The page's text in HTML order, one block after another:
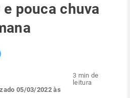
pouca chuva
05/03/2022 às
3 min de
leitura